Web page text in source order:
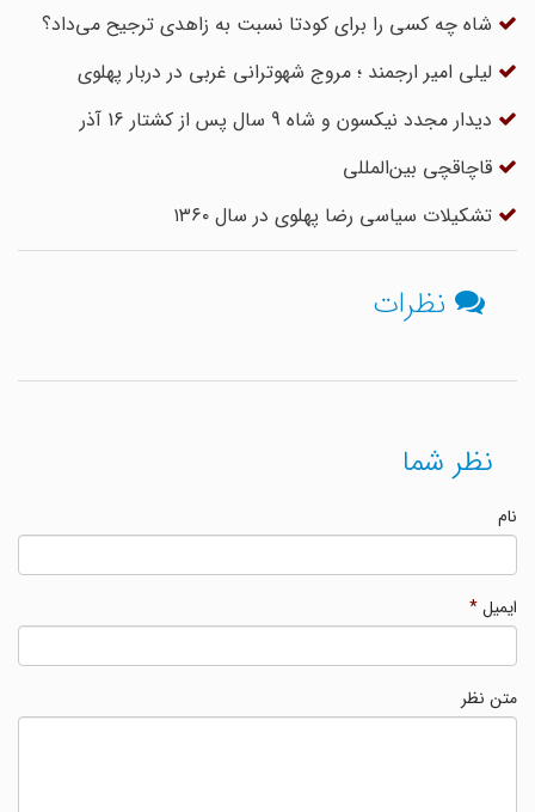
شاه چه کسی را برای کودتا نسبت به زاهدی ترجیح می‌داد؟
لیلی امیر ارجمند ؛ مروج شهوترانی غربی در دربار پهلوی
دیدار مجدد نیکسون و شاه 9 سال پس از کشتار 16 آذر
قاچاقچی بین‌المللی
تشکیلات سیاسی رضا پهلوی در سال ۱۳۶۰
نظرات
نظر شما
ایمیل*
متن نظر